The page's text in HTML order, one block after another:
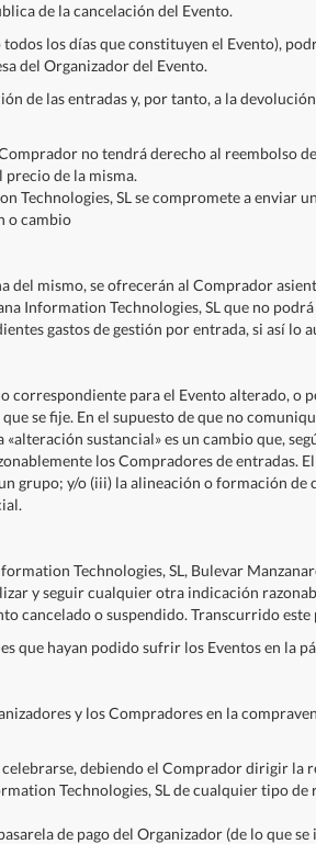
de la cancelación del Evento.
los días que constituyen el Evento),
del Organizador del Evento.
de las entradas y, por tanto, a la
no tendrá derecho al reembolso
precio de la misma.
Technologies, SL se compromete a
o cambio
mismo, se ofrecerán al Comprador
Information Technologies, SL que no
gastos de gestión por entrada, si así lo
para el Evento alterado, o
se fije. En el supuesto de que no
sustancial» es un cambio que,
los Compradores de entradas.
grupo; y/o (iii) la alineación o formación
Technologies, SL, Bulevar
y seguir cualquier otra indicación
cancelado o suspendido. Transcurrido
hayan podido sufrir los Eventos en la
y los Compradores en la
debiendo el Comprador dirigir
Technologies, SL de cualquier tipo
de pago del Organizador (de lo que